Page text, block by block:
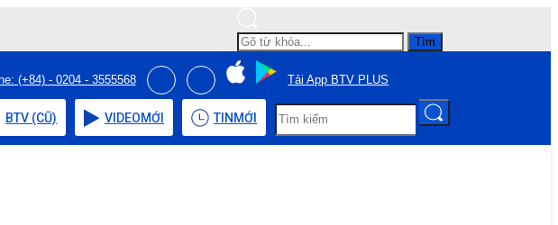
Tìm
(+84) - 0204 - 3555568 Tải App BTV PLUS
BTV (CŨ) VIDEOMỚI TIN MỚI